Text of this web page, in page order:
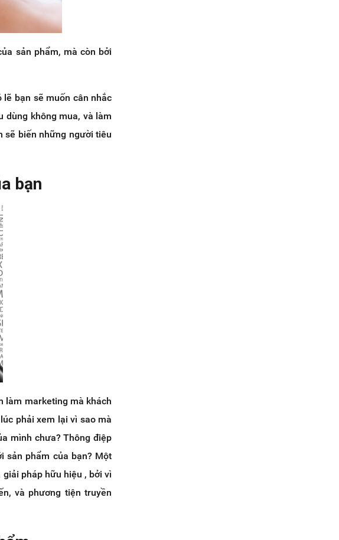
sản phẩm, mà còn bởi
lẽ bạn sẽ muốn cân nhắc
dùng không mua, và làm
sẽ biến những người tiêu
bạn
làm marketing mà khách
phải xem lại vì sao mà
mình chưa? Thông điệp
sản phẩm của bạn? Một
pháp hữu hiệu , bởi vì
và phương tiện truyền